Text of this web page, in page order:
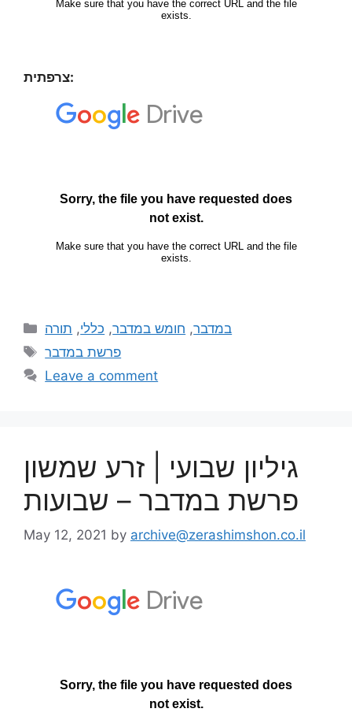
צרפתית:
במדבר, חומש במדבר, כללי, תורה
פרשת במדבר
Leave a comment
גיליון שבועי | זרע שמשון
פרשת במדבר – שבועות
May 12, 2021 by archive@zerashimshon.co.il